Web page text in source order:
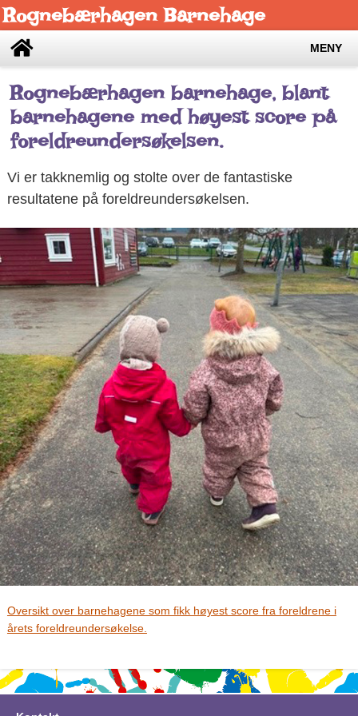
Rognebærhagen Barnehage
MENY
Rognebærhagen barnehage, blant
barnehagene med høyest score på
foreldreundersøkelsen.
Vi er takknemlig og stolte over de fantastiske
resultatene på foreldreundersøkelsen.
Oversikt over barnehagene som fikk høyest score fra foreldrene i
årets foreldreundersøkelse.